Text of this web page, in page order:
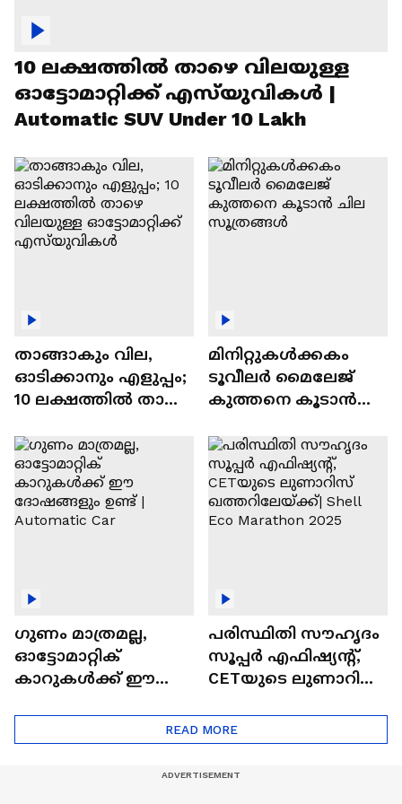
10 ലക്ഷത്തിൽ താഴെ വിലയുള്ള
ഓട്ടോമാറ്റിക്ക് എസ്‍യുവികൾ |
Automatic SUV Under 10 Lakh
താങ്ങാകും വില,
ഓടിക്കാനും എളുപ്പം;
10 ലക്ഷത്തിൽ താഴെ
ഓട്ടോമാറ്റിക്ക്
എസ്‍യുവികൾ
മിനിറ്റുകൾക്കകം
ടൂവീലർ മൈലേജ്
കുത്തനെ കൂടാൻ
ഗുണം മാത്രമല്ല,
ഓട്ടോമാറ്റിക്
കാറുകൾക്ക് ഈ
പരിസ്ഥിതി സൗഹൃദം
സൂപ്പർ എഫിഷ്യന്റ്,
CETയുടെ ലുണാറിസ്
Eco Marathon 2025
READ MORE